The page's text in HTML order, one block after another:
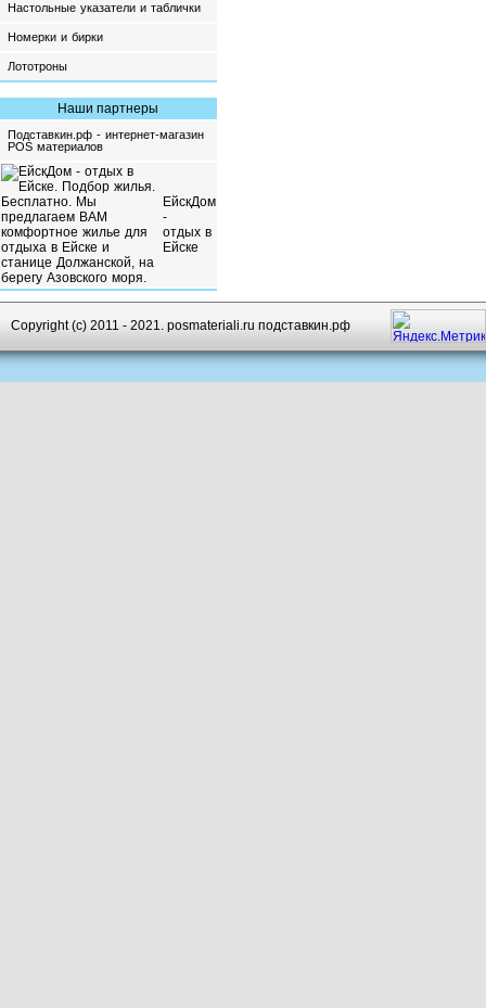
Настольные указатели и таблички
Номерки и бирки
Лототроны
Наши партнеры
Подставкин.рф - интернет-магазин
POS материалов
ЕйскДом
-
отдых в
Ейске
Copyright (c) 2011 - 2021. posmateriali.ru подставкин.рф